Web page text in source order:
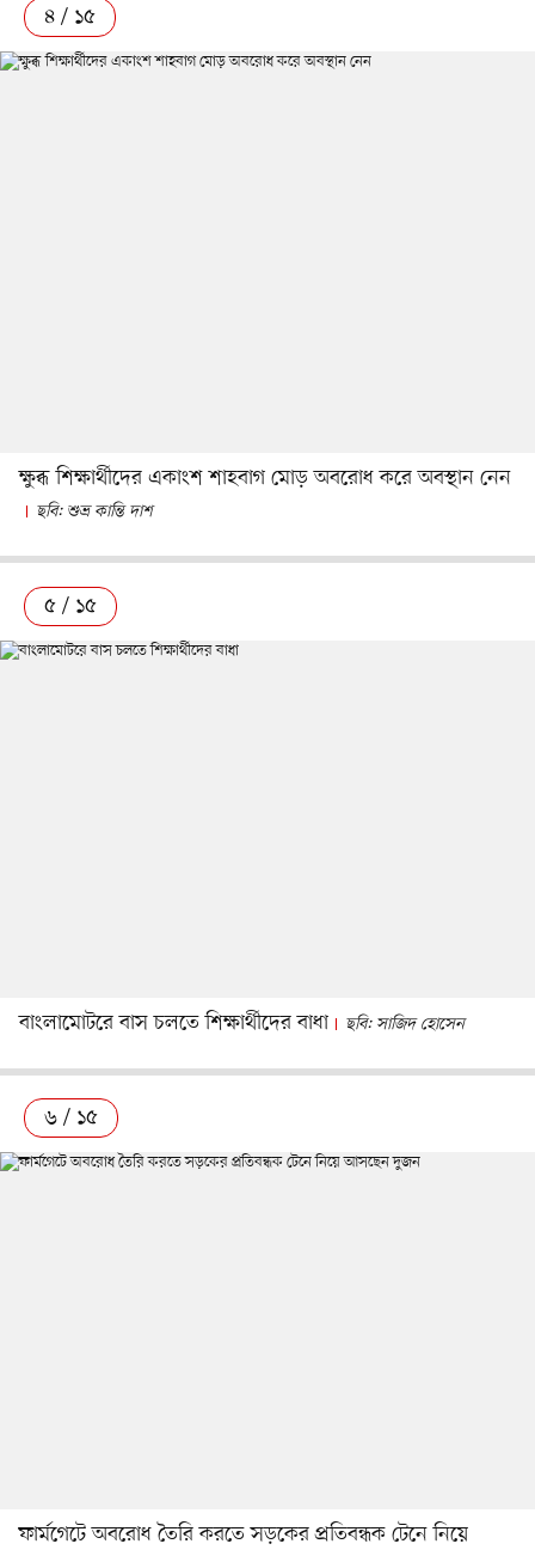
৪ / ১৫
ক্ষুব্ধ শিক্ষার্থীদের একাংশ শাহবাগ মোড় অবরোধ করে অবস্থান নেন
ছবি: শুভ্র কান্তি দাশ
৫ / ১৫
বাংলামোটরে বাস চলতে শিক্ষার্থীদের বাধা ছবি: সাজিদ হোসেন
৬ / ১৫
ফার্মগেটে অবরোধ তৈরি করতে সড়কের প্রতিবন্ধক টেনে নিয়ে